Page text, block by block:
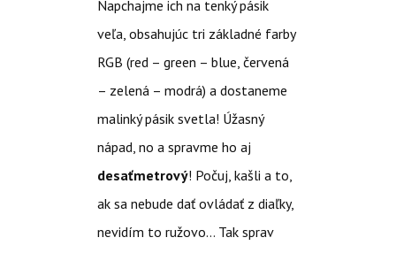
Napchajme ich na tenký pásik
veľa, obsahujúc tri základné farby
RGB (red – green – blue, červená
– zelená – modrá) a dostaneme
malinký pásik svetla! Úžasný
nápad, no a spravme ho aj
desaťmetrový! Počuj, kašli a to,
ak sa nebude dať ovládať z diaľky,
nevidím to ružovo… Tak sprav